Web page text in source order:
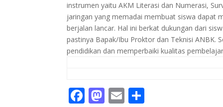
instrumen yaitu AKM Literasi dan Numerasi,
jaringan yang memadai membuat siswa dapat
berjalan lancar. Hal ini berkat dukungan dari
pastinya Bapak/Ibu Proktor dan Teknisi ANBK.
pendidikan dan memperbaiki kualitas
F M E